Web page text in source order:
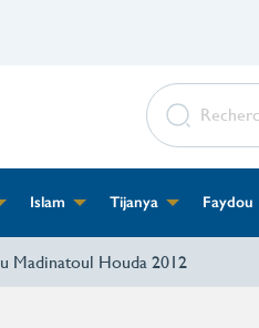
RECHERCHER
Islam Tijanya Faydou
Madinatoul Houda 2012